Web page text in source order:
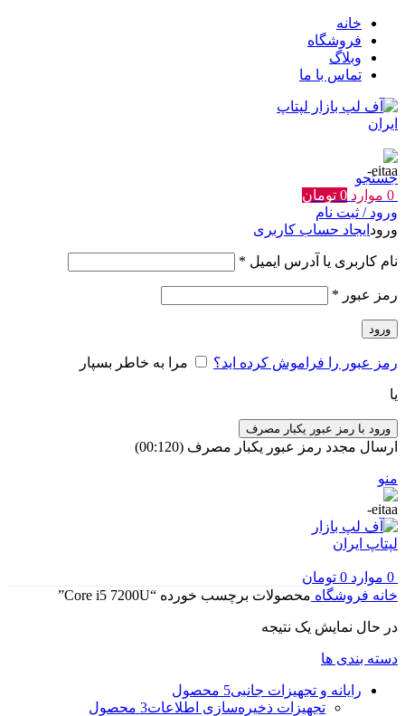
خانه
فروشگاه
وبلاگ
تماس با ما
جستجو
0 موارد 0 تومان
ورود / ثبت نام
ورود ایجاد حساب کاربری
نام کاربری یا آدرس ایمیل *
رمز عبور *
ورود
رمز عبور را فراموش کرده اید؟ مرا به خاطر بسپار
یا
ورود با رمز عبور یکبار مصرف
ارسال مجدد رمز عبور یکبار مصرف (00:
120
)
منو
0 موارد 0 تومان
خانه فروشگاه محصولات برچسب خورده “Core i5 7200U”
در حال نمایش یک نتیجه
دسته بندی ها
رایانه و تجهیزات جانبی5 محصول
تجهیزات ذخیره‌سازی اطلاعات3 محصول